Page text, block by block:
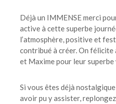
Déjà un IMMENSE merci
active à cette superbe
l’atmosphère, positive et
contribué à créer. On félicite
et Maxime pour leur
Si vous êtes déjà
avoir pu y assister,